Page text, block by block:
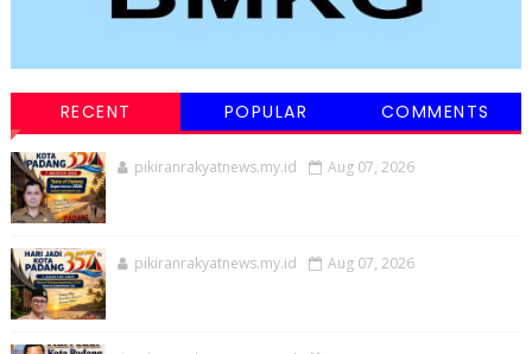
RECENT POPULAR COMMENTS
pikiranrakyatnews.my.id Aug 07, 2026
pikiranrakyatnews.my.id Aug 07, 2026